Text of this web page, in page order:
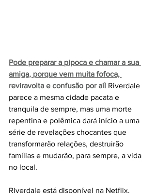
Pode preparar a pipoca e chamar a sua
amiga, porque vem muita fofoca,
reviravolta e confusão por aí! Riverdale
parece a mesma cidade pacata e
tranquila de sempre, mas uma morte
repentina e polêmica dará início a uma
série de revelações chocantes que
transformarão relações, destruirão
famílias e mudarão, para sempre, a vida
no local.
Riverdale está disponível na Netflix.